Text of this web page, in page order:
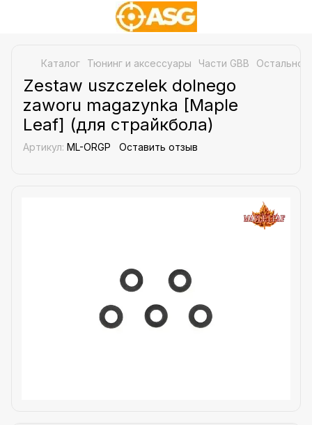
Каталог Тюнинг и аксессуары Части GBB Остальное
Zestaw uszczelek dolnego
zaworu magazynka [Maple
Leaf] (для страйкбола)
Артикул: ML-ORGP Оставить отзыв